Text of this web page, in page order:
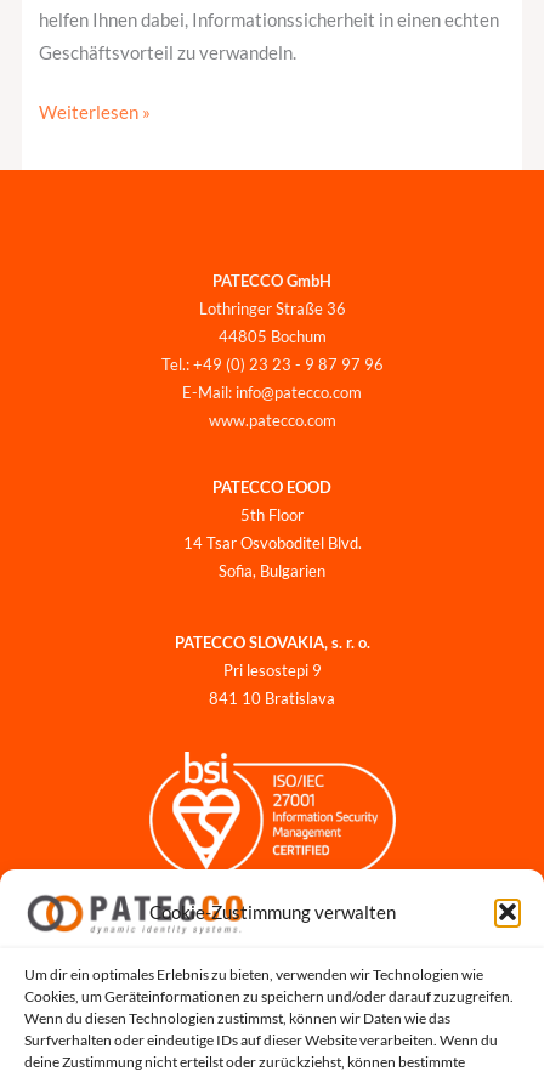
Cookie-Zustimmung verwalten
Um dir ein optimales Erlebnis zu bieten, verwenden wir Technologien wie
Cookies, um Geräteinformationen zu speichern und/oder darauf zuzugreifen.
Wenn du diesen Technologien zustimmst, können wir Daten wie das
Surfverhalten oder eindeutige IDs auf dieser Website verarbeiten. Wenn du
deine Zustimmung nicht erteilst oder zurückziehst, können bestimmte
helfen Ihnen dabei, Informationssicherheit in einen echten
Geschäftsvorteil zu verwandeln.
Weiterlesen »
PATECCO GmbH
Lothringer Straße 36
44805 Bochum
Tel.: +49 (0) 23 23 - 9 87 97 96
E-Mail: info@patecco.com
www.patecco.com
PATECCO EOOD
5th Floor
14 Tsar Osvoboditel Blvd.
Sofia, Bulgarien
PATECCO SLOVAKIA, s. r. o.
Pri lesostepi 9
841 10 Bratislava
Impressum
Datenschutz für Bewerbungen
Cookie-Richtlinie
Hinweisgeber-Portal
Systemstatus